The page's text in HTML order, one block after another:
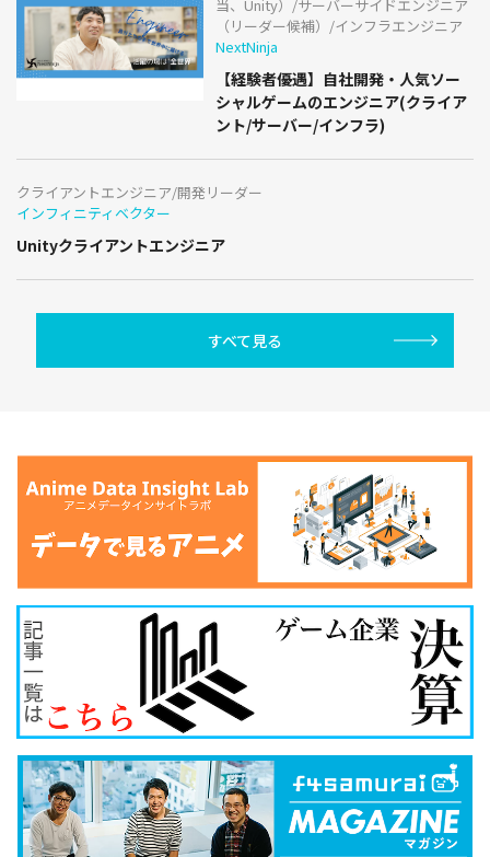
当、Unity）/サーバーサイドエンジニア
（リーダー候補）/インフラエンジニア
NextNinja
【経験者優遇】自社開発・人気ソー
シャルゲームのエンジニア(クライア
ント/サーバー/インフラ)
クライアントエンジニア/開発リーダー
インフィニティベクター
Unityクライアントエンジニア
すべて見る